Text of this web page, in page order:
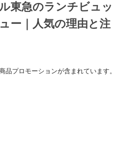
東急のランチビュッ
ー｜人気の理由と注
プロモーションが含まれています。